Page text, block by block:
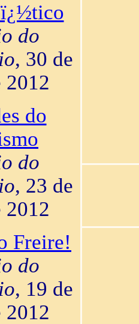
do
, 30 de
2012
do
do
, 23 de
2012
Freire!
do
, 19 de
2012